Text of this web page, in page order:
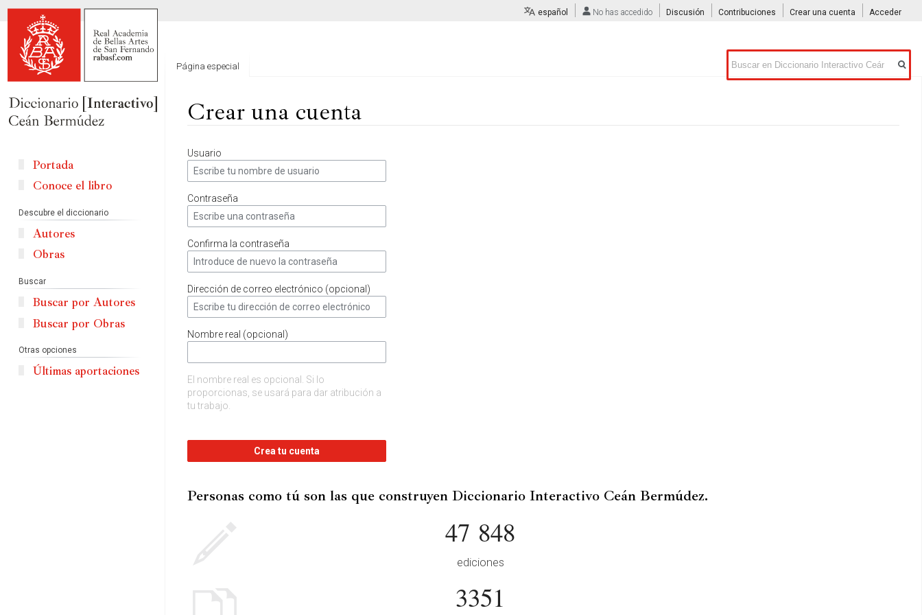
Crear una cuenta
a
la
a
la
Usuario
Contraseña
Confirma la contraseña
Dirección de correo electrónico (opcional)
Nombre real (opcional)
El nombre real es opcional. Si lo
proporcionas, se usará para dar atribución a
tu trabajo.
Crea tu cuenta
Personas como tú son las que construyen Diccionario Interactivo Ceán Bermúdez.
47 848
ediciones
3351
español No has accedido Discusión Contribuciones Crear una cuenta Acceder
Página especial
Buscar
Portada
Conoce el libro
Descubre el diccionario
Autores
Obras
Buscar
Buscar por Autores
Buscar por Obras
Otras opciones
Últimas aportaciones